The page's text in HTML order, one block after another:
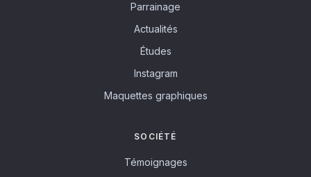
Parrainage
Actualités
Études
Instagram
Maquettes graphiques
SOCIÉTÉ
Témoignages